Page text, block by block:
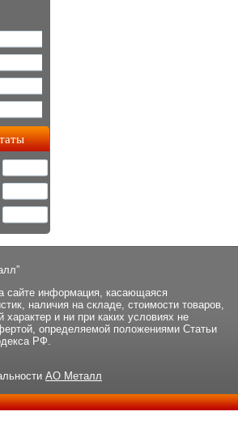
сайте информация, касающаяся
наличия на складе, стоимости товаров,
и ни при каких условиях не
определяемой положениями Статьи
РФ.
АО Металл